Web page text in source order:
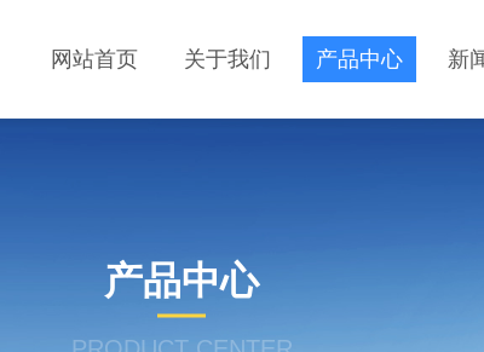
网站首页 关于我们 产品中心 新
产品中心